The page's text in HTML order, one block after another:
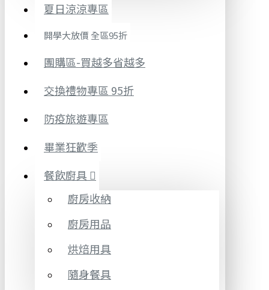
夏日涼涼專區
開學大放價 全區95折
團購區-買越多省越多
交換禮物專區 95折
防疫旅遊專區
畢業狂歡季
餐飲廚具
廚房收納
廚房用品
烘焙用具
隨身餐具